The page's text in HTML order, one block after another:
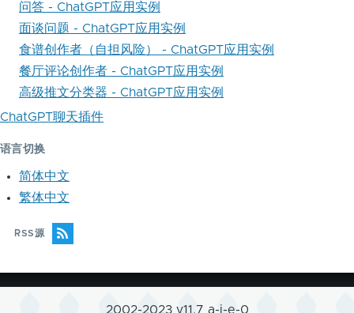
问答 - ChatGPT应用实例
面谈问题 - ChatGPT应用实例
食谱创作者（自担风险） - ChatGPT应用实例
餐厅评论创作者 - ChatGPT应用实例
高级推文分类器 - ChatGPT应用实例
ChatGPT聊天插件
语言切换
简体中文
繁体中文
RSS源
2002-2023 v11.7 a-j-e-0